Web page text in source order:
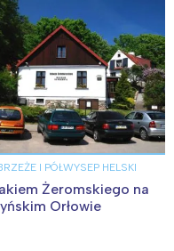
I PÓŁWYSEP HELSKI
Żeromskiego na
Orłowie